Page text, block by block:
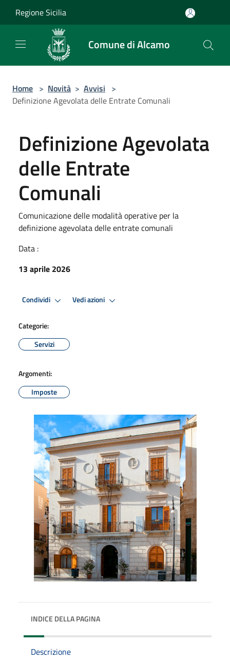
Regione Sicilia
Comune di Alcamo
Home > Novità > Avvisi >
Definizione Agevolata delle Entrate Comunali
Definizione Agevolata
delle Entrate
Comunali
Comunicazione delle modalità operative per la
definizione agevolata delle entrate comunali
Data :
13 aprile 2026
Condividi Vedi azioni
Categorie:
Servizi
Argomenti:
Imposte
INDICE DELLA PAGINA
Descrizione